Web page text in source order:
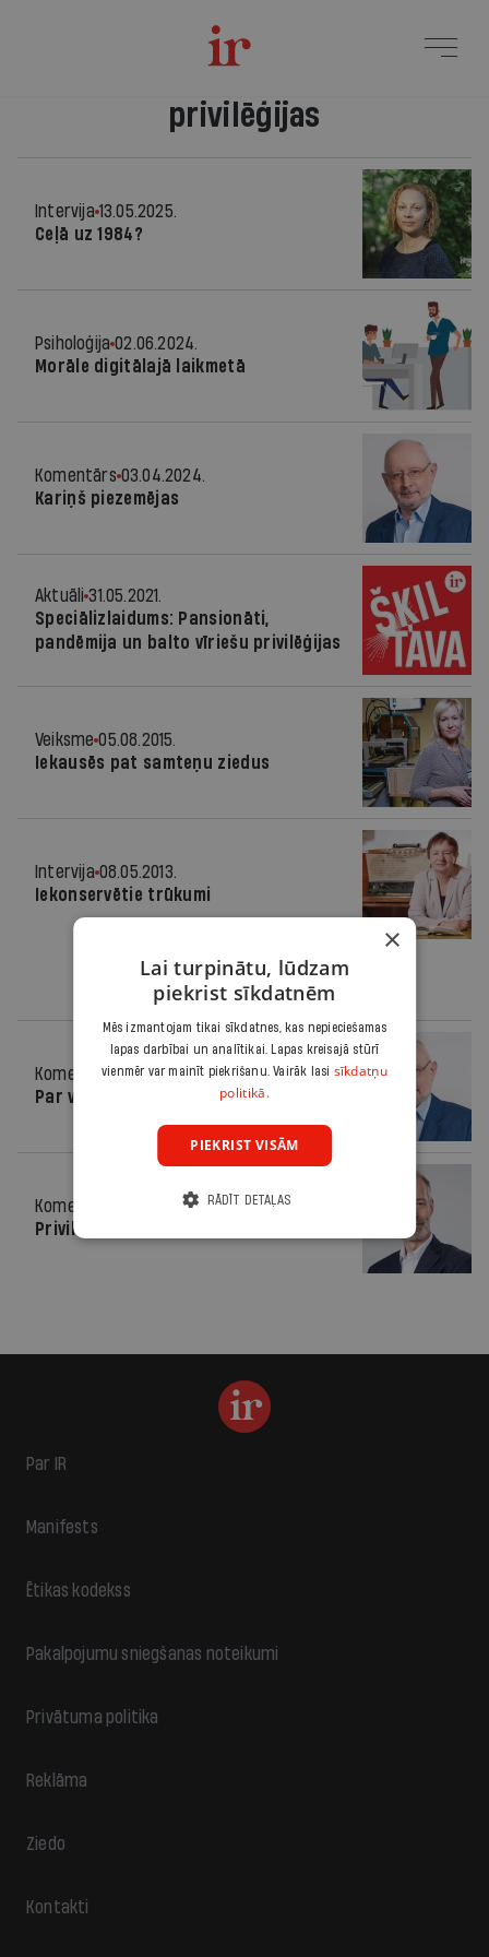
privilēģijas
Intervija 13.05.2025.
Ceļā uz 1984?
Psiholoģija 02.06.2024.
Morāle digitālajā laikmetā
Komentārs 03.04.2024.
Kariņš piezemējas
Aktuāli 31.05.2021.
Speciālizlaidums: Pansionāti,
pandēmija un balto vīriešu privilēģijas
Veiksme 05.08.2015.
Iekausēs pat samteņu ziedus
Intervija 08.05.2013.
Iekonservētie trūkumi
Komentārs 09.05.2012.
Par valsts pašcieņu
Komentārs
10.01.2012.
Privilēģiju draudi
Par IR
Manifests
Ētikas kodekss
Pakalpojumu sniegšanas noteikumi
Privātuma politika
Reklāma
Ziedo
Kontakti
×
Lai turpinātu, lūdzam
piekrist sīkdatnēm
Mēs izmantojam tikai sīkdatnes, kas nepieciešamas
lapas darbībai un analītikai. Lapas kreisajā stūrī
vienmēr var mainīt piekrišanu. Vairāk lasi sīkdatņu
politikā.
PIEKRIST VISĀM
RĀDĪT DETAĻAS